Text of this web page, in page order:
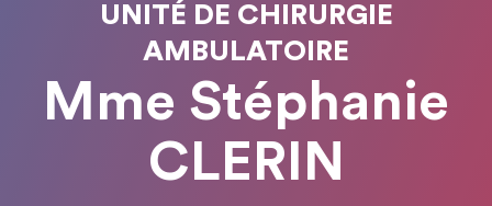
UNITÉ DE CHIRURGIE
AMBULATOIRE
Mme Stéphanie
CLERIN